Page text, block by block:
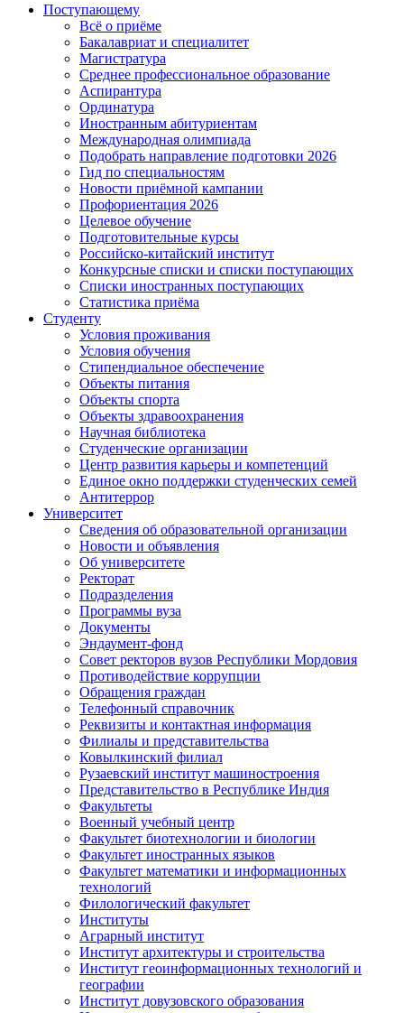
Поступающему
Всё о приёме
Бакалавриат и специалитет
Магистратура
Среднее профессиональное образование
Аспирантура
Ординатура
Иностранным абитуриентам
Международная олимпиада
Подобрать направление подготовки 2026
Гид по специальностям
Новости приёмной кампании
Профориентация 2026
Целевое обучение
Подготовительные курсы
Российско-китайский институт
Конкурсные списки и списки поступающих
Списки иностранных поступающих
Статистика приёма
Студенту
Условия проживания
Условия обучения
Стипендиальное обеспечение
Объекты питания
Объекты спорта
Объекты здравоохранения
Научная библиотека
Студенческие организации
Центр развития карьеры и компетенций
Единое окно поддержки студенческих семей
Антитеррор
Университет
Сведения об образовательной организации
Новости и объявления
Об университете
Ректорат
Подразделения
Программы вуза
Документы
Эндаумент-фонд
Совет ректоров вузов Республики Мордовия
Противодействие коррупции
Обращения граждан
Телефонный справочник
Реквизиты и контактная информация
Филиалы и представительства
Ковылкинский филиал
Рузаевский институт машиностроения
Представительство в Республике Индия
Факультеты
Военный учебный центр
Факультет биотехнологии и биологии
Факультет иностранных языков
Факультет математики и информационных
технологий
Филологический факультет
Институты
Аграрный институт
Институт архитектуры и строительства
Институт геоинформационных технологий и
географии
Институт довузовского образования